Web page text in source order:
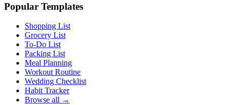
Popular Templates
Shopping List
Grocery List
To-Do List
Packing List
Meal Planning
Workout Routine
Wedding Checklist
Habit Tracker
Browse all →